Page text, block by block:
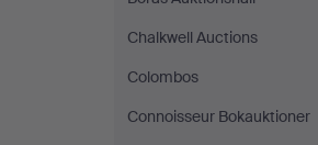
Chalkwell Auctions
Colombos
Connoisseur Bokauktioner